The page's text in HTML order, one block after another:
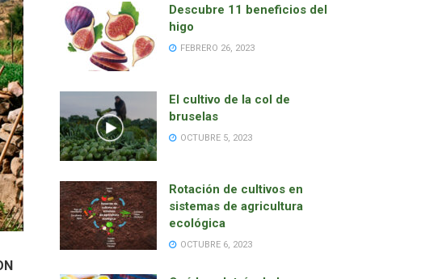
Descubre 11 beneficios del
higo
FEBRERO 26, 2023
El cultivo de la col de
bruselas
OCTUBRE 5, 2023
Rotación de cultivos en
sistemas de agricultura
ecológica
OCTUBRE 6, 2023